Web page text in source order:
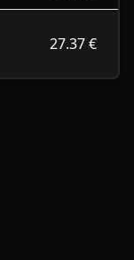
27.37 €